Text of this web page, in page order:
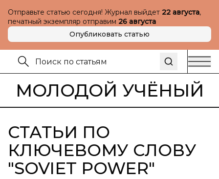
Отправьте статью сегодня! Журнал выйдет 22 августа,
печатный экземпляр отправим 26 августа
Опубликовать статью
МОЛОДОЙ УЧЁНЫЙ
СТАТЬИ ПО
КЛЮЧЕВОМУ СЛОВУ
"SOVIET POWER"